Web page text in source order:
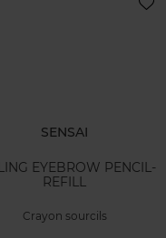
SENSAI
EYEBROW PENCIL-
REFILL
Crayon sourcils